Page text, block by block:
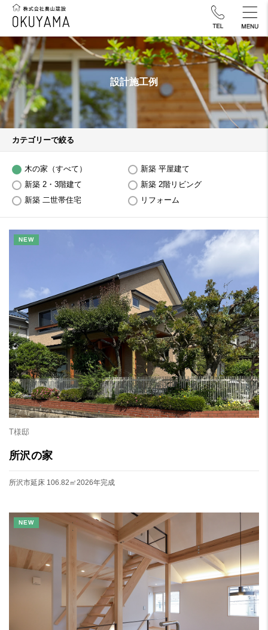
設計施工例
カテゴリーで絞る
木の家（すべて）
新築 平屋建て
新築 2・3階建て
新築 2階リビング
新築 二世帯住宅
リフォーム
NEW
T様邸
所沢の家
所沢市延床 106.82㎡2026年完成
NEW